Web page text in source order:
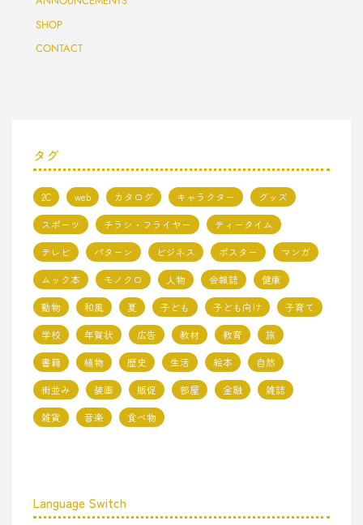
SHOP
CONTACT
タグ
2C web カタログ キャラクター
グッズ
スポーツ
チラシ・フライヤー
ティータイム
テレビ
パターン ビジネス ポスター
マンガ
ムック本
モノクロ 人物 会報誌
健康
動物
和風 夏 子ども 子ども向け
子育て
学校
年賀状 広告 教材 教育
旅
書籍
植物 歴史 生活 絵本
自然
街並み
装画 販促 部屋 金融
雑誌
雑貨
音楽 食べ物
Language Switch